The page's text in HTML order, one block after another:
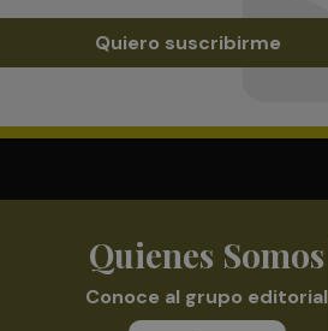
Quiero suscribirme
Quienes Somos
Conoce al grupo editorial